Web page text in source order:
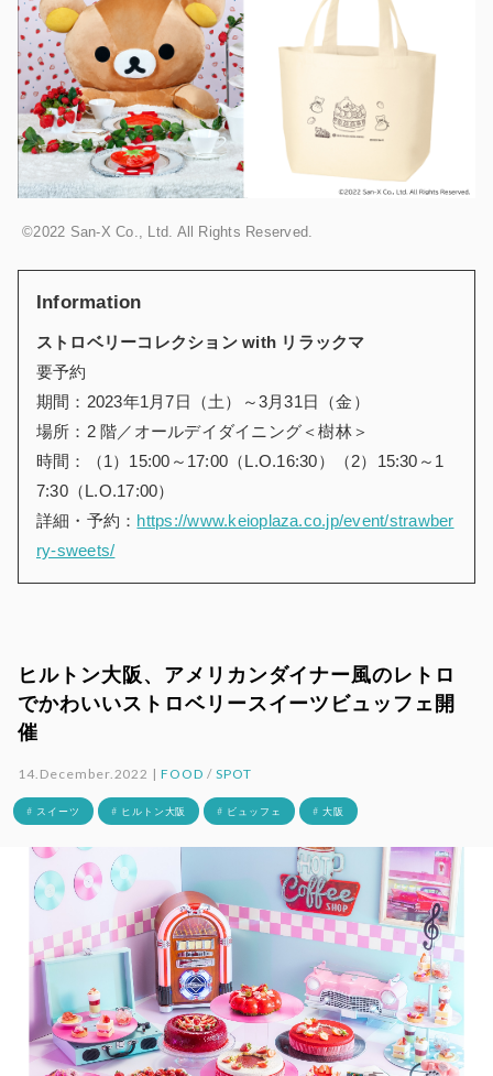
©2022 San-X Co., Ltd. All Rights Reserved.
Information
ストロベリーコレクション with リラックマ
要予約
期間： 2023年1 月7日（土）～3月31日（金）
場所： 2 階／オールデイダイニング＜樹林＞
時間：（1） 15:00 ～ 17:00 （L.O.16:30）（2） 15:30 ～ 1
7:30（L.O.17:00）
詳細・予約： https://www.keioplaza.co.jp/event/strawber
ry-sweets/
ヒルトン大阪、アメリカンダイナー風のレトロ
でかわいいストロベリースイーツビュッフェ開
催
14.December.2022 |FOOD / SPOT
# スイーツ # ヒルトン大阪 # ビュッフェ # 大阪